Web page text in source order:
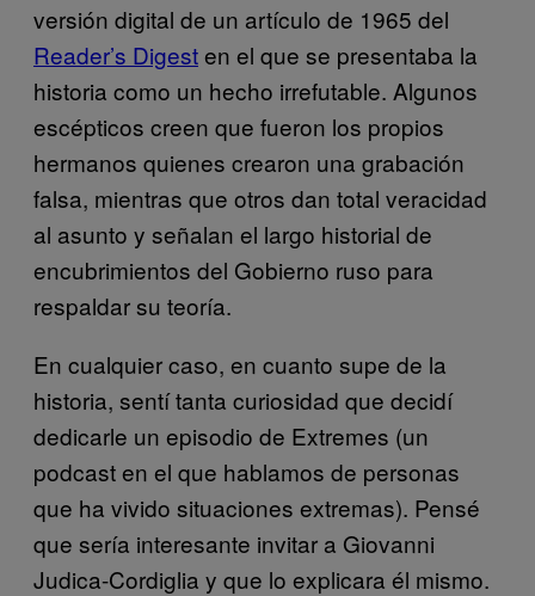
versión digital de un artículo de 1965 del
Reader’s Digesten el que se presentaba la
historia como un hecho irrefutable. Algunos
escépticos creen que fueron los propios
hermanos quienes crearon una grabación
falsa, mientras que otros dan total veracidad
al asunto y señalan el largo historial de
encubrimientos del Gobierno ruso para
respaldar su teoría.
En cualquier caso, en cuanto supe de la
historia, sentí tanta curiosidad que decidí
dedicarle un episodio de Extremes (un
podcast en el que hablamos de personas
que ha vivido situaciones extremas). Pensé
que sería interesante invitar a Giovanni
Judica-Cordiglia y que lo explicara él mismo.